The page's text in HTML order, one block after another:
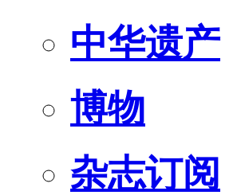
中华遗产
博物
杂志订阅